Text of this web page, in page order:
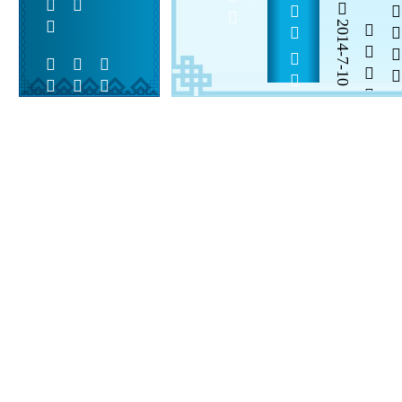
  
2014-7-10